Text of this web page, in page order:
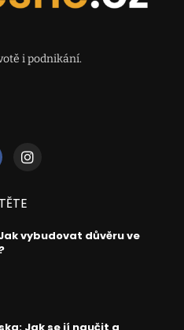
i podnikání.
vybudovat důvěru ve